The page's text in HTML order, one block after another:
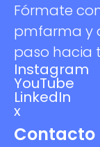
Fórmate
pmfarma y
paso hacia
Instagram
YouTube
LinkedIn
x
Contacto